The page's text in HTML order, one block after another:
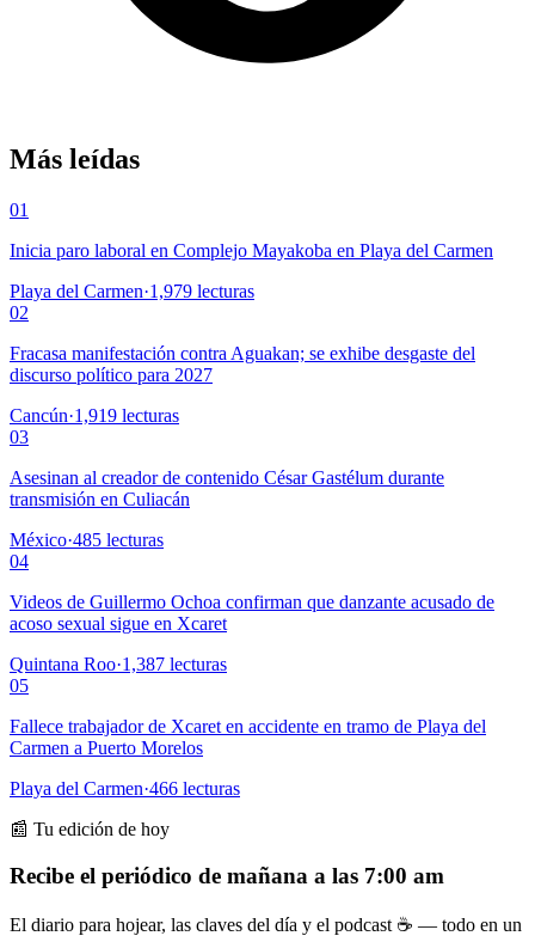
Más leídas
01
Inicia paro laboral en Complejo Mayakoba en Playa del Carmen
Playa del Carmen·1,979 lecturas
02
Fracasa manifestación contra Aguakan; se exhibe desgaste del
discurso político para 2027
Cancún·1,919 lecturas
03
Asesinan al creador de contenido César Gastélum durante
transmisión en Culiacán
México·485 lecturas
04
Videos de Guillermo Ochoa confirman que danzante acusado de
acoso sexual sigue en Xcaret
Quintana Roo·1,387 lecturas
05
Fallece trabajador de Xcaret en accidente en tramo de Playa del
Carmen a Puerto Morelos
Playa del Carmen·466 lecturas
📰 Tu edición de hoy
Recibe el periódico de mañana a las 7:00 am
El diario para hojear, las claves del día y el podcast ☕ — todo en un